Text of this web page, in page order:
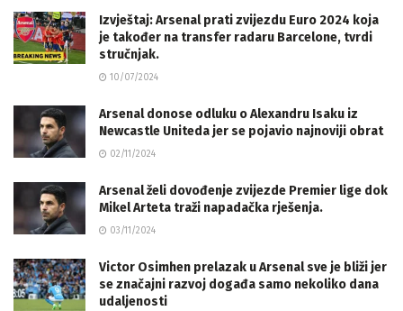
Izvještaj: Arsenal prati zvijezdu Euro 2024 koja
je također na transfer radaru Barcelone, tvrdi
stručnjak.
10/07/2024
Arsenal donose odluku o Alexandru Isaku iz
Newcastle Uniteda jer se pojavio najnoviji obrat
02/11/2024
Arsenal želi dovođenje zvijezde Premier lige dok
Mikel Arteta traži napadačka rješenja.
03/11/2024
Victor Osimhen prelazak u Arsenal sve je bliži jer
se značajni razvoj događa samo nekoliko dana
udaljenosti